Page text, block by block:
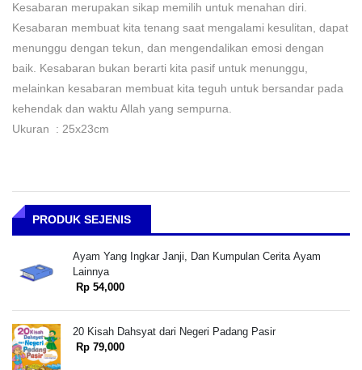
Kesabaran merupakan sikap memilih untuk menahan diri.
Kesabaran membuat kita tenang saat mengalami kesulitan, dapat
menunggu dengan tekun, dan mengendalikan emosi dengan
baik. Kesabaran bukan berarti kita pasif untuk menunggu,
melainkan kesabaran membuat kita teguh untuk bersandar pada
kehendak dan waktu Allah yang sempurna.
Ukuran : 25x23cm
PRODUK SEJENIS
Ayam Yang Ingkar Janji, Dan Kumpulan Cerita Ayam
Lainnya
Rp 54,000
20 Kisah Dahsyat dari Negeri Padang Pasir
Rp 79,000